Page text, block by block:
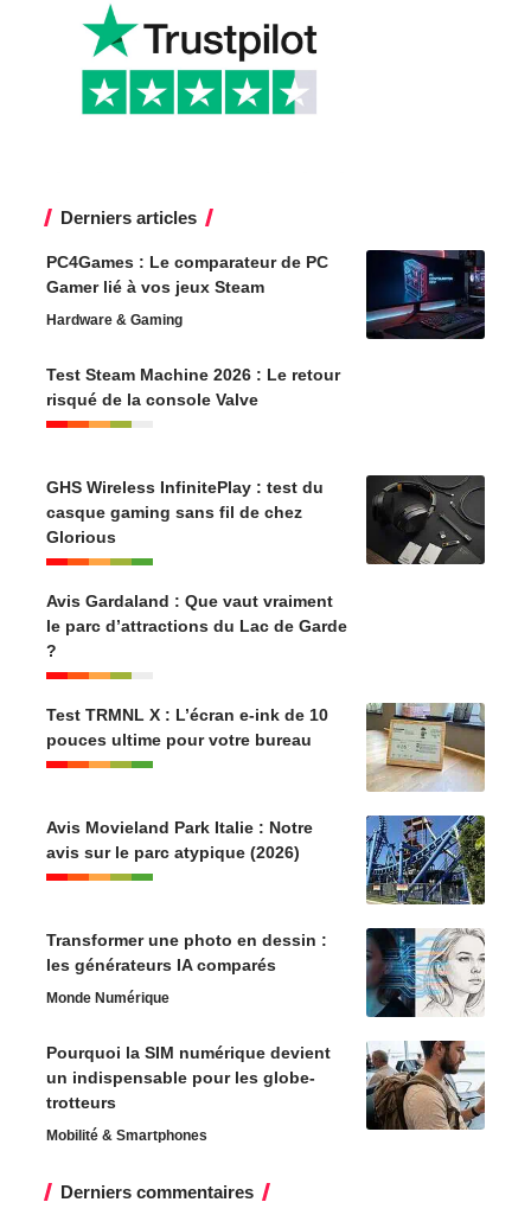
Derniers articles
PC4Games : Le comparateur de PC
Gamer lié à vos jeux Steam
Hardware & Gaming
Test Steam Machine 2026 : Le retour
risqué de la console Valve
GHS Wireless InfinitePlay : test du
casque gaming sans fil de chez
Glorious
Avis Gardaland : Que vaut vraiment
le parc d’attractions du Lac de Garde
?
Test TRMNL X : L’écran e-ink de 10
pouces ultime pour votre bureau
Avis Movieland Park Italie : Notre
avis sur le parc atypique (2026)
Transformer une photo en dessin :
les générateurs IA comparés
Monde Numérique
Pourquoi la SIM numérique devient
un indispensable pour les globe-
trotteurs
Mobilité & Smartphones
Derniers commentaires